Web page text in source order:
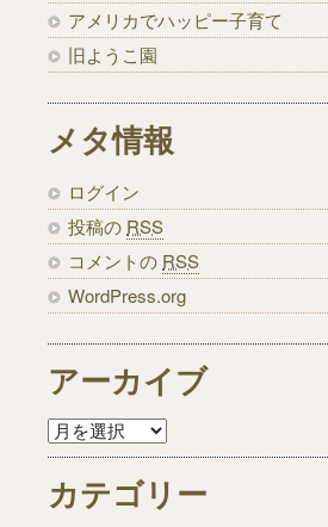
アメリカでハッピー子育て
旧ようこ園
メタ情報
ログイン
投稿の RSS
コメントの RSS
WordPress.org
アーカイブ
カテゴリー